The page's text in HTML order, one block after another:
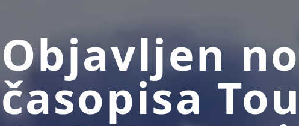
Objavljen
časopisa